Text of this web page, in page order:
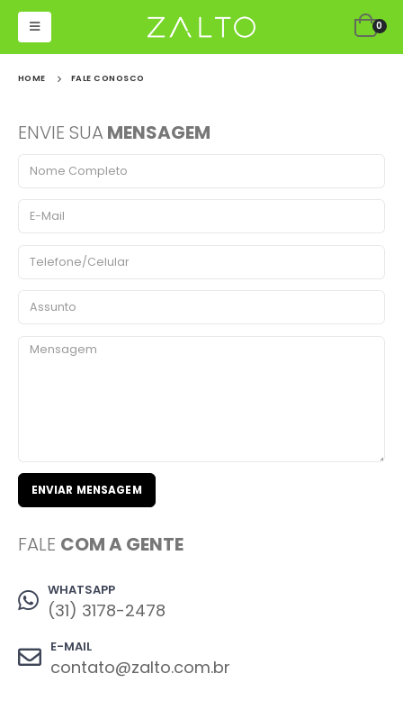
0
HOME FALE CONOSCO
ENVIE SUAMENSAGEM
FALE COM A GENTE
WHATSAPP
(31) 3178-2478
E-MAIL
contato@zalto.com.br